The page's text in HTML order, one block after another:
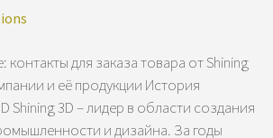
для заказа товара от Shining
и её продукции История
Shining 3D – лидер в области создания
и дизайна. За годы